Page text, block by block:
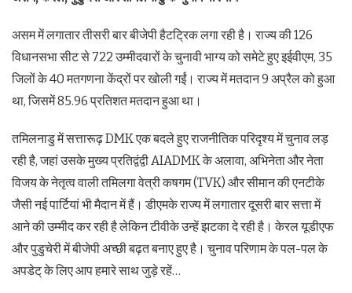
असम में लगातार तीसरी बार बीजेपी हैटट्रिक लगा रही है। राज्य की 126
विधानसभा सीट से 722 उम्मीदवारों के चुनावी भाग्य को समेटे हुए इईवीएम, 35
जिलों के 40 मतगणना केंद्रों पर खोली गईं। राज्य में मतदान 9 अप्रैल को हुआ
था, जिसमें 85.96 प्रतिशत मतदान हुआ था।
तमिलनाडु में सत्तारूढ़ DMK एक बदले हुए राजनीतिक परिदृश्य में चुनाव लड़
रही है, जहां उसके मुख्य प्रतिद्वंद्वी AIADMK के अलावा, अभिनेता और नेता
विजय के नेतृत्व वाली तमिलगा वेत्री कषगम (TVK) और सीमान की एनटीके
जैसी नई पार्टियां भी मैदान में हैं। डीएमके राज्य में लगातार दूसरी बार सत्ता में
आने की उम्मीद कर रही है लेकिन टीवीके उन्हें झटका दे रही है। केरल यूडीएफ
और पुडुचेरी में बीजेपी अच्छी बढ़त बनाए हुए है। चुनाव परिणाम के पल-पल के
अपडेट् के लिए आप हमारे साथ जुड़े रहें…